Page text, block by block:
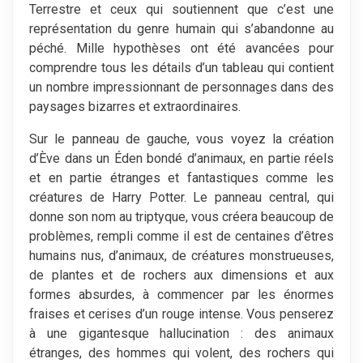
Terrestre et ceux qui soutiennent que c’est une
représentation du genre humain qui s’abandonne au
péché. Mille hypothèses ont été avancées pour
comprendre tous les détails d’un tableau qui contient
un nombre impressionnant de personnages dans des
paysages bizarres et extraordinaires.
Sur le panneau de gauche, vous voyez la création
d’Ève dans un Éden bondé d’animaux, en partie réels
et en partie étranges et fantastiques comme les
créatures de Harry Potter. Le panneau central, qui
donne son nom au triptyque, vous créera beaucoup de
problèmes, rempli comme il est de centaines d’êtres
humains nus, d’animaux, de créatures monstrueuses,
de plantes et de rochers aux dimensions et aux
formes absurdes, à commencer par les énormes
fraises et cerises d’un rouge intense. Vous penserez
à une gigantesque hallucination : des animaux
étranges, des hommes qui volent, des rochers qui